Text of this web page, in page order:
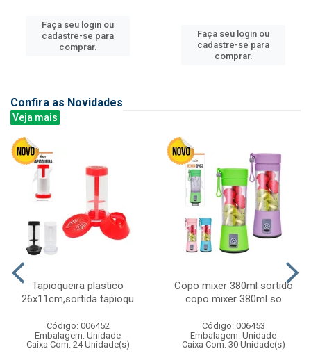
Faça seu login ou
cadastre-se para
comprar.
Faça seu login ou
cadastre-se para
comprar.
Confira as Novidades
Veja mais
Tapioqueira plastico
26x11cm,sortida tapioqu
Código: 006452
Embalagem: Unidade
Caixa Com: 24 Unidade(s)
Copo mixer 380ml sortido
copo mixer 380ml so
Código: 006453
Embalagem: Unidade
Caixa Com: 30 Unidade(s)